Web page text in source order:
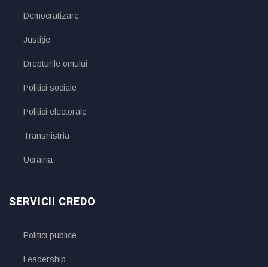
Democratizare
Justiţie
Drepturile omului
Politici sociale
Politici electorale
Transnistria
Ucraina
SERVICII CREDO
Politici publice
Leadership